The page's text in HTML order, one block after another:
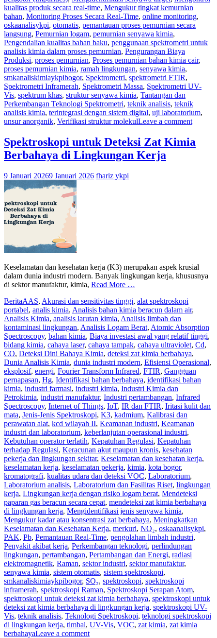
kualitas produk secara real-time, Mengukur tingkat kemurnian
bahan, Monitoring Proses Secara Real-Time, online monitoring,
oskaanalisykpi, otomatis, pemantauan proses pemurnian secara
langsung, Pemurnian logam, pemurnian senyawa kimia,
Pengendalian kualitas bahan baku, penggunaan spektrometri untuk
analisis kimia dalam proses pemurnian, Pengurangan Biaya
Produksi, proses pemurnian, Proses pemurnian bahan kimia cair,
proses pemurnian kimia, ramah lingkungan, senyawa kimia,
smkanaliskimiaykpibogor, Spektrometri, spektrometri FTIR,
Spektrometri Inframerah, Spektrometri Massa, Spektrometri UV-
Vis, spektrum khas, struktur senyawa kimia, Tantangan dan
Perkembangan Teknologi Spektrometri, teknik analisis, teknik
analisis kimia, terintegrasi dengan sistem digital, uji laboratorium,
unsur anorganik, Verifikasi struktur molekulLeave a comment
Spektroskopi untuk Deteksi Zat Kimia
Berbahaya di Lingkungan Kerja
9 Januari 20269 Januari 2026 fhariz ykpi
Keselamatan dan kesehatan kerja (K3) merupakan aspek krusial
dalam dunia industri modern. Banyak lingkungan kerja, khususnya
di sektor manufaktur, kimia, Read More …
BeritaAAS, Akurasi dan sensitivitas tinggi, alat spektroskopi
portabel, analis kimia, Analisis bahan kimia beracun dalam air,
Analisis Kimia, analisis larutan kimia, Analisis limbah dan
kontaminasi lingkungan, Analisis Logam Berat, Atomic Absorption
Spectroscopy, bahan kimia, Biaya investasi awal yang relatif tinggi,
bidang kimia, cahaya laser, cahaya tampak, cahaya ultraviolet, Cd,
CO, Deteksi Dini Bahaya Kimia, deteksi zat kimia berbahaya,
Dunia Analisis Kimia, dunia industri modern, Efisiensi Operasional,
eksplosif, energi, Fourier Transform Infrared, FTIR, Gangguan
pernapasan, Hg, Identifikasi bahan berbahaya, identifikasi bahan
kimia, industri farmasi, industri kimia, Industri Kimia dan
Petrokimia, industri manufaktur, Industri pertambangan, Infrared
Spectroscopy, Internet of Things, IoT, IR dan FTIR, Iritasi kulit dan
mata, Jenis-Jenis Spektroskopi, K3, kadmium, Kalibrasi dan
perawatan alat, kcd wilayah II, Keamanan industri, Keamanan
industri dan laboratorium, keberlanjutan operasional industri,
Kebutuhan operator terlatih, Kepatuhan Regulasi, Kepatuhan
terhadap Regulasi, Keracunan akut maupun kronis, kesehatan
pekerja dan lingkungan sekitar, Keselamatan dan kesehatan kerja,
keselamatan kerja, keselamatan pekerja, kimia, kota bogor,
kromatografi, kualitas udara dan deteksi VOC, Laboratorium,
Laboratorium analisis, Laboratorium dan Fasilitas Riset, lingkungan
kerja, Lingkungan kerja dengan risiko logam berat, Mendeteksi
paparan gas beracun secara cepat, mendeteksi zat kimia berbahaya
di lingkungan kerja, Mengidentifikasi jenis senyawa kimia,
Mengukur kadar atau konsentrasi zat berbahaya, Meningkatkan
Keselamatan dan Kesehatan Kerja, merkuri, NO₂, oskaanalisykpi,
PAK, Pb, Pemantauan Real-Time, pengolahan limbah industri,
Penyakit akibat kerja, Perkembangan teknologi, perlindungan
lingkungan, pertambangan, Pertambangan dan Energi, radiasi
elektromagnetik, Raman, sektor industri, sektor manufaktur,
senyawa kimia, sistem otomatis, sistem spektroskopi,
smkanaliskimiaykpibogor, SO₂, spektroskopi, spektroskopi
inframerah, spektroskopi Raman, Spektroskopi Serapan Atom,
spektroskopi untuk deteksi zat kimia berbahaya, spektroskopi untuk
deteksi zat kimia berbahaya di lingkungan kerja, spektroskopi UV-
Vis, teknik analisis, Teknologi Spektroskopi, teknologi spektroskopi
di lingkungan kerja, timbal, UV-Vis, VOC, zat kimia, zat kimia
berbahayaLeave a comment